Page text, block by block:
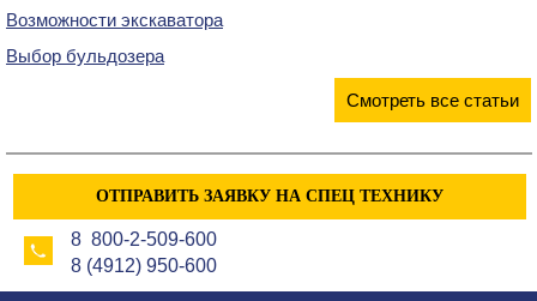
Возможности экскаватора
Выбор бульдозера
Смотреть все статьи
ОТПРАВИТЬ ЗАЯВКУ НА СПЕЦ ТЕХНИКУ
8 800-2-509-600
8 (4912) 950-600